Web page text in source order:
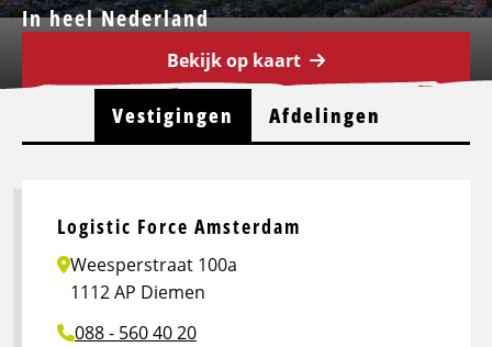
In heel Nederland
Bekijk op kaart
Vestigingen Afdelingen
Logistic Force Amsterdam
Weesperstraat 100a
1112 AP Diemen
088 - 560 40 20